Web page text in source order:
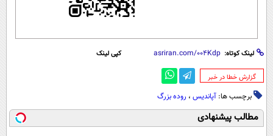
لینک کوتاه: کپی لینک
‌گزارش خطا در خبر
برچسب ها: آپاندیس ، روده بزرگ
مطالب پیشنهادی